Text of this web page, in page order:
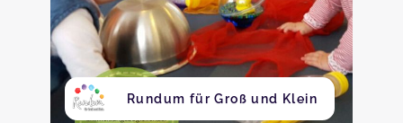
Rundum für Groß und Klein